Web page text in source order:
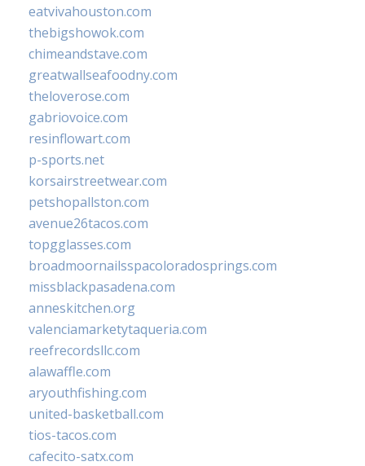
eatvivahouston.com
thebigshowok.com
chimeandstave.com
greatwallseafoodny.com
theloverose.com
gabriovoice.com
resinflowart.com
p-sports.net
korsairstreetwear.com
petshopallston.com
avenue26tacos.com
topgglasses.com
broadmoornailsspacoloradosprings.com
missblackpasadena.com
anneskitchen.org
valenciamarketytaqueria.com
reefrecordsllc.com
alawaffle.com
aryouthfishing.com
united-basketball.com
tios-tacos.com
cafecito-satx.com